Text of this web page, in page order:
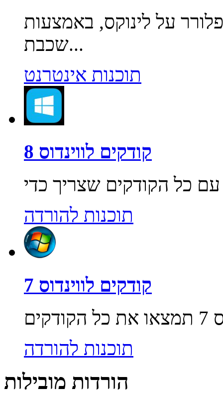
על לינוקס, באמצעות
שכבת...
תוכנות אינטרנט
קודקים לווינדוס 8
תוכנות להורדה
קודקים לווינדוס 7
תוכנות להורדה
הורדות מובילות